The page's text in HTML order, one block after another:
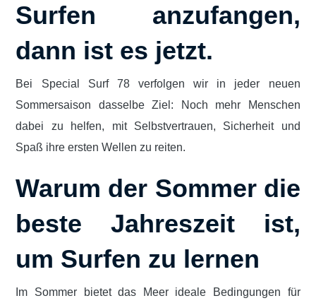
Surfen anzufangen,
dann ist es jetzt.
Bei Special Surf 78 verfolgen wir in jeder neuen
Sommersaison dasselbe Ziel: Noch mehr Menschen
dabei zu helfen, mit Selbstvertrauen, Sicherheit und
Spaß ihre ersten Wellen zu reiten.
Warum der Sommer die
beste Jahreszeit ist,
um Surfen zu lernen
Im Sommer bietet das Meer ideale Bedingungen für